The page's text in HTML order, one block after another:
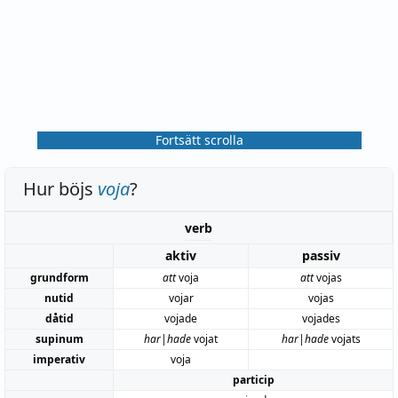
Fortsätt scrolla
Hur böjs voja?
verb
aktiv
passiv
grundform attvoja attvojas
nutid
vojar
vojas
dåtid
vojade
vojades
supinum
har|hadevojat har|hadevojats
imperativ
voja
particip